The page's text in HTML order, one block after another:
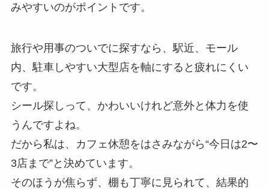
みやすいのがポイントです。
旅行や用事のついでに探すなら、駅近、モール
内、駐車しやすい大型店を軸にすると疲れにくい
です。
シール探しって、かわいいけれど意外と体力を使
うんですよね。
だから私は、カフェ休憩をはさみながら“今日は2〜
3店まで”と決めています。
そのほうが焦らず、棚も丁寧に見られて、結果的